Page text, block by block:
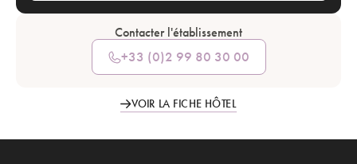
Contacter l'établissement
+33 (0)2 99 80 30 00
VOIR LA FICHE HÔTEL